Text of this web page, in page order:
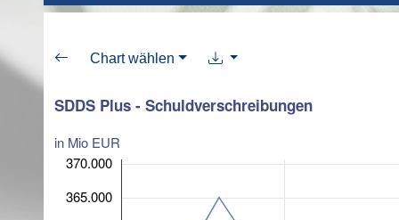
Chart wählen
SDDS Plus - Schuldverschreibungen
in Mio EUR
365.000
370.000